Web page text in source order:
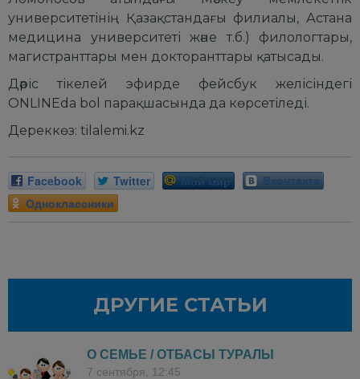
университетінің Қазақстандағы филиалы, Астана
медицина университеті және т.б.) филологтары,
магистранттары мен докторанттары қатысады.
Дәріс тікелей эфирде фейсбук желісіндегі
ONLINEda bol парақшасында да көрсетіледі.
Дереккөз: tilalemi.kz
Facebook Twitter Мой мир
Вконтакте
Одноклассники
ДРУГИЕ СТАТЬИ
О СЕМЬЕ / ОТБАСЫ ТУРАЛЫ
7 сентября, 12:45